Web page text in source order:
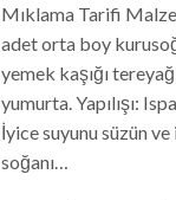
Mıklama Tarifi
adet orta boy
yemek kaşığı
yumurta. Yapılışı:
İyice suyunu süzün
soğanı…